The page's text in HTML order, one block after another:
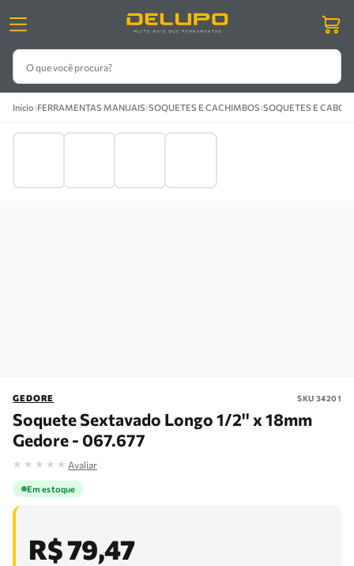
O que você procura?
Início›FERRAMENTAS MANUAIS›SOQUETES E CACHIMBOS›SOQUETES E CABOS
GEDORE SKU 34201
Soquete Sextavado Longo 1/2'' x 18mm
Gedore - 067.677
★ ★ ★ ★ ★ Avaliar
Em estoque
R$79,47